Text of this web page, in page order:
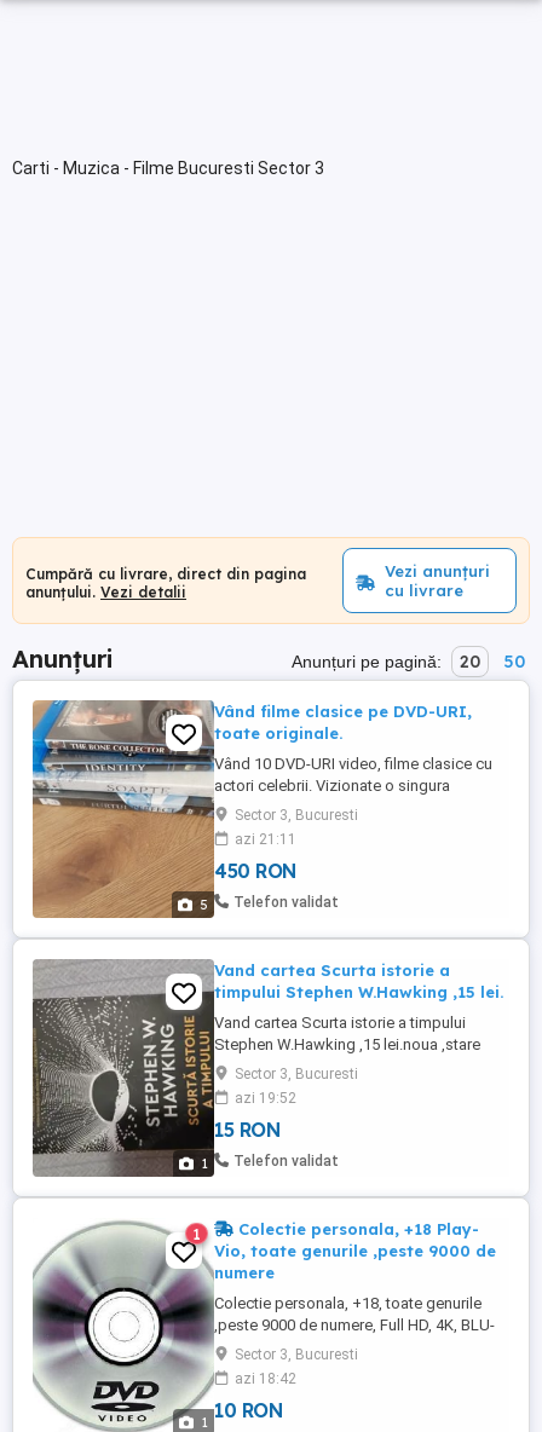
Carti - Muzica - Filme Bucuresti Sector 3
Cumpără cu livrare, direct din pagina
anunțului. Vezi detalii
Vezi anunțuri
cu livrare
Anunțuri Anunțuri pe pagină: 20 50
5
Vând filme clasice pe DVD-URI,
toate originale.
Vând 10 DVD-URI video, filme clasice cu
actori celebrii. Vizionate o singura
data.Titluri: Ricochet, The Last emperor,
Patru minute, Șoapte, Furtul perfect , Șea
of Lovește, Miercurea Rising, The
Suspect, The Lives of Others.
Sector 3, Bucuresti
azi 21:11
450 RON
Telefon validat
1
Vand cartea Scurta istorie a
timpului Stephen W.Hawking ,15 lei.
Vand cartea Scurta istorie a timpului
Stephen W.Hawking ,15 lei.noua ,stare
impecabila,tel
Sector 3, Bucuresti
azi 19:52
15 RON
Telefon validat
1
1
Colectie personala, +18 Play-
Vio, toate genurile ,peste 9000 de
numere
Colectie personala, +18, toate genurile
,peste 9000 de numere, Full HD, 4K, BLU-
RAY, super calitate. Se pun pe orice
suport, memorii externe ( stik-uri, hard
extern, card ), DVD-uri. Preturi accesibile.
Play-Vio.
Sector 3, Bucuresti
azi 18:42
10 RON